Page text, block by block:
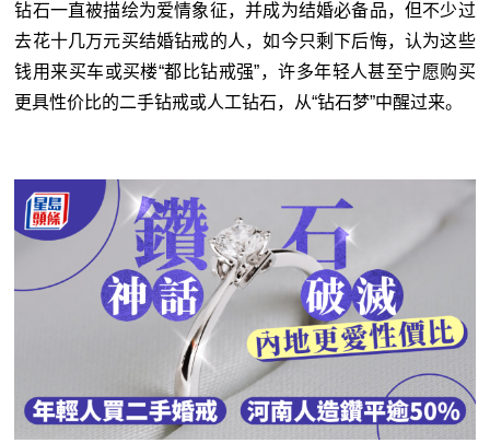
钻石一直被描绘为爱情象征，并成为结婚必备品，但不少过
去花十几万元买结婚钻戒的人，如今只剩下后悔，认为这些
钱用来买车或买楼“都比钻戒强”，许多年轻人甚至宁愿购买
更具性价比的二手钻戒或人工钻石，从“钻石梦”中醒过来。